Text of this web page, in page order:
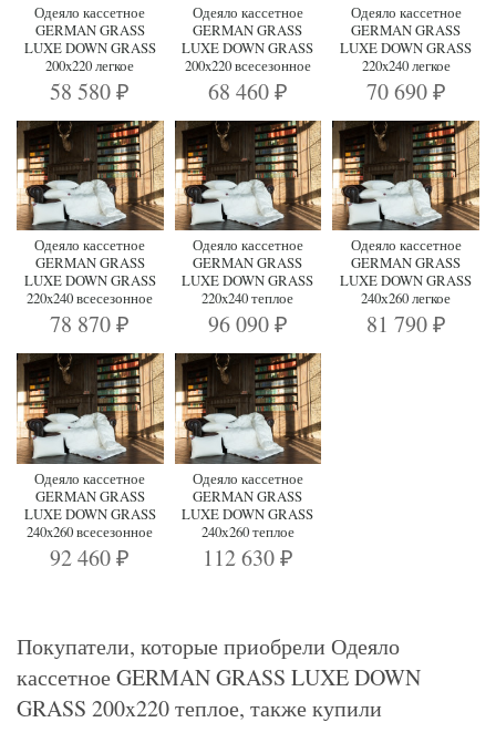
Одеяло кассетное
GERMAN GRASS
LUXE DOWN GRASS
200x220 легкое
58 580₽
Одеяло кассетное
GERMAN GRASS
LUXE DOWN GRASS
200x220 всесезонное
68 460 ₽
Одеяло кассетное
GERMAN GRASS
LUXE DOWN GRASS
220x240 легкое
70 690 ₽
Одеяло кассетное
GERMAN GRASS
LUXE DOWN GRASS
220x240 всесезонное
78 870₽
Одеяло кассетное
GERMAN GRASS
LUXE DOWN GRASS
220x240 теплое
96 090 ₽
Одеяло кассетное
GERMAN GRASS
LUXE DOWN GRASS
240х260 легкое
81 790 ₽
Одеяло кассетное
GERMAN GRASS
LUXE DOWN GRASS
240x260 всесезонное
92 460₽
Одеяло кассетное
GERMAN GRASS
LUXE DOWN GRASS
240х260 теплое
112 630 ₽
Покупатели, которые приобрели Одеяло
кассетное GERMAN GRASS LUXE DOWN
GRASS 200x220 теплое, также купили